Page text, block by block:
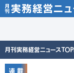
月刊実務経営ニュースTOP
連 載